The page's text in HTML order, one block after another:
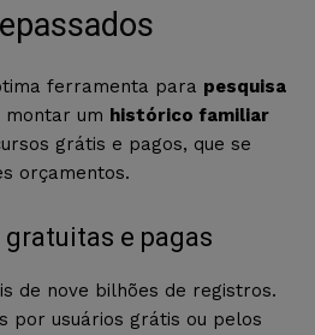
ferramenta para pesquisa
montar um histórico familiar
grátis e pagos, que se
orçamentos.
e pagas
de nove bilhões de registros.
por usuários grátis ou pelos